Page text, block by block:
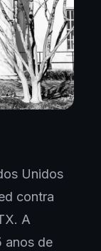
Unidos
contra
A
anos de